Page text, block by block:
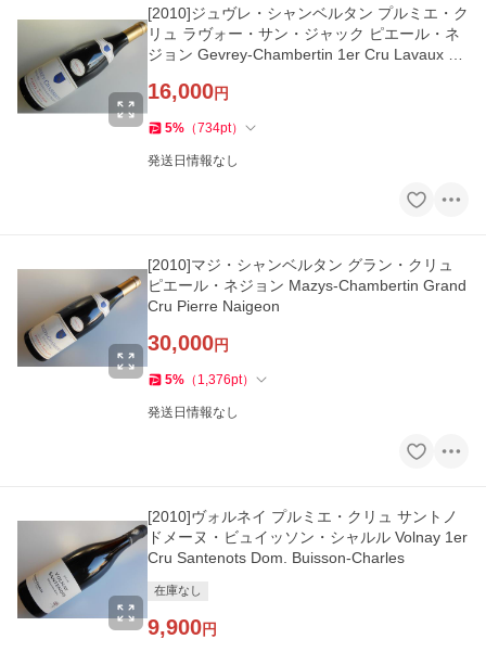
[2010]ジュヴレ・シャンベルタン プルミエ・ク
リュ ラヴォー・サン・ジャック ピエール・ネ
ジョン Gevrey-Chambertin 1er Cru Lavaux St
16,000円
5% （734pt）
発送日情報なし
[2010]マジ・シャンベルタン グラン・クリュ
ピエール・ネジョン Mazys-Chambertin Grand
Cru Pierre Naigeon
30,000円
5% （ 1,376pt）
発送日情報なし
[2010]ヴォルネイ プルミエ・クリュ サントノ
ドメーヌ・ビュイッソン・シャルル Volnay 1er
Cru Santenots Dom. Buisson-Charles
在庫なし
9,900円